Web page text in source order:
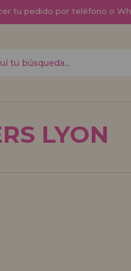
tu pedido por teléfono o
Quiero
nuevo
LYON